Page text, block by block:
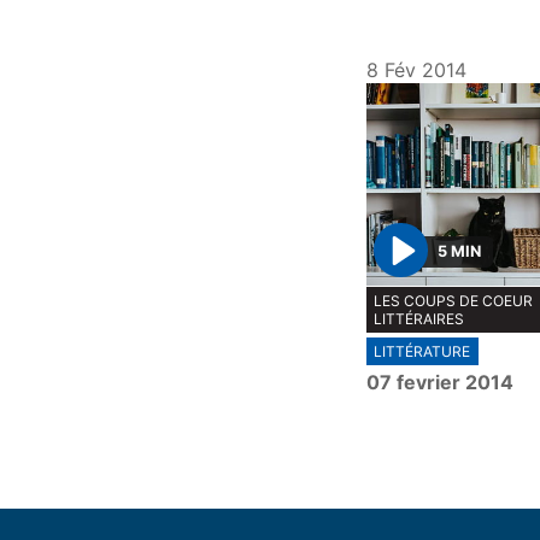
8 Fév 2014
P
l
a
y
5 MIN
LES COUPS DE COEUR
LITTÉRAIRES
LITTÉRATURE
07 fevrier 2014